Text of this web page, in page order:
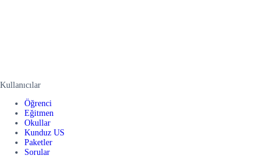
Kullanıcılar
Öğrenci
Eğitmen
Okullar
Kunduz US
Paketler
Sorular